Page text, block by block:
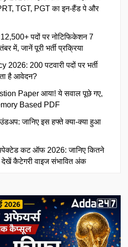
TGT, PGT का इन-हैंड पे और
पदों पर नोटिफिकेशन 7
में, जानें पूरी भर्ती प्रक्रिया
200 पटवारी पदों पर भर्ती
है आवेदन?
Paper आया! ये सवाल पूछे गए,
Based PDF
जानिए इस हफ्ते क्या-क्या हुआ
कट ऑफ 2026: जानिए कितने
कैटेगरी वाइज संभावित अंक